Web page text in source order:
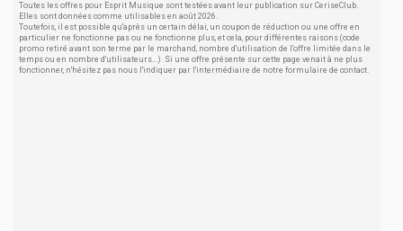
Toutes les offres pour Esprit Musique sont testées avant leur publication sur CeriseClub.
Elles sont données comme utilisables en août 2026.
Toutefois, il est possible qu'après un certain délai, un coupon de réduction ou une offre en
particulier ne fonctionne pas ou ne fonctionne plus, et cela, pour différentes raisons (code
promo retiré avant son terme par le marchand, nombre d'utilisation de l'offre limitée dans le
temps ou en nombre d'utilisateurs...). Si une offre présente sur cette page venait à ne plus
fonctionner, n'hésitez pas nous l'indiquer par l'intermédiaire de notre formulaire de contact.